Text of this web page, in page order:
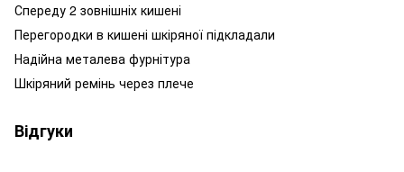
Спереду 2 зовнішніх кишені
Перегородки в кишені шкіряної підкладали
Надійна металева фурнітура
Шкіряний ремінь через плече
Відгуки